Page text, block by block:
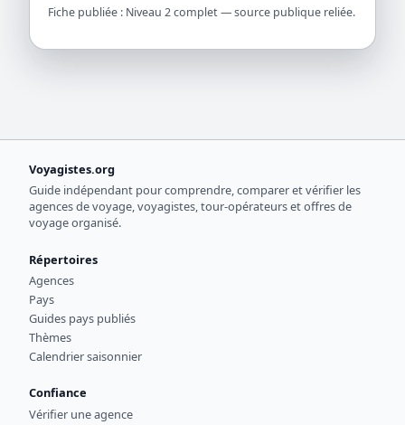
Fiche publiée : Niveau 2 complet — source publique reliée.
Voyagistes.org
Guide indépendant pour comprendre, comparer et vérifier les
agences de voyage, voyagistes, tour-opérateurs et offres de
voyage organisé.
Répertoires
Agences
Pays
Guides pays publiés
Thèmes
Calendrier saisonnier
Confiance
Vérifier une agence